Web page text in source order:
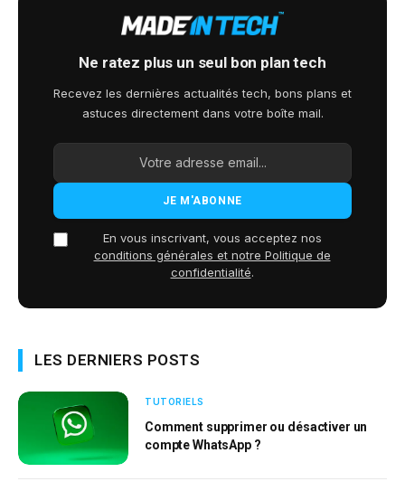
Ne ratez plus un seul bon plan tech
Recevez les dernières actualités tech, bons plans et
astuces directement dans votre boîte mail.
En vous inscrivant, vous acceptez nos
conditions générales et notre Politique de
confidentialité.
LES DERNIERS POSTS
TUTORIELS
Comment supprimer ou désactiver un
compte WhatsApp ?